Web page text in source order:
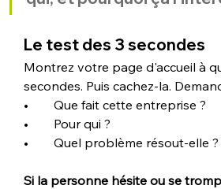
Le test des 3 secondes
Montrez votre page d'accueil à
secondes. Puis cachez-la.
•        Que fait cette entreprise ?
•        Pour qui ?
•        Quel problème résout-elle ?
Si la personne hésite ou se